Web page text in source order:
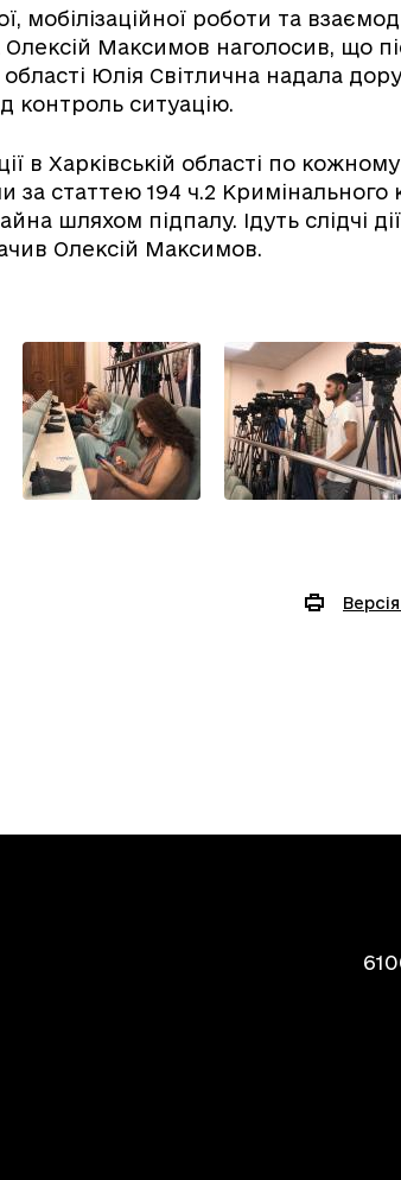
роботи та
Максимов наголосив, що
Юлія Світлична надала
контроль ситуацію.
в Харківській області по
статтею 194 ч.2 Кримінального
шляхом підпалу. Ідуть слідчі
Олексій Максимов.